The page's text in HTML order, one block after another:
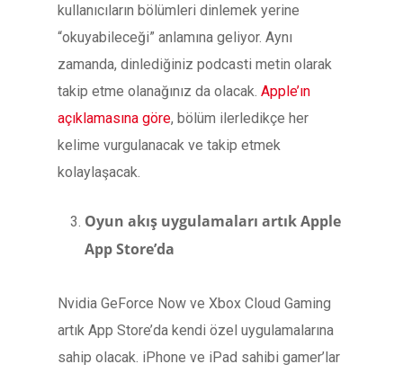
kullanıcıların bölümleri dinlemek yerine
“okuyabileceği” anlamına geliyor. Aynı
zamanda, dinlediğiniz podcasti metin olarak
takip etme olanağınız da olacak. Apple’ın
açıklamasına göre, bölüm ilerledikçe her
kelime vurgulanacak ve takip etmek
kolaylaşacak.
Oyun akış uygulamaları artık Apple
App Store’da
Nvidia GeForce Now ve Xbox Cloud Gaming
artık App Store’da kendi özel uygulamalarına
sahip olacak. iPhone ve iPad sahibi gamer’lar